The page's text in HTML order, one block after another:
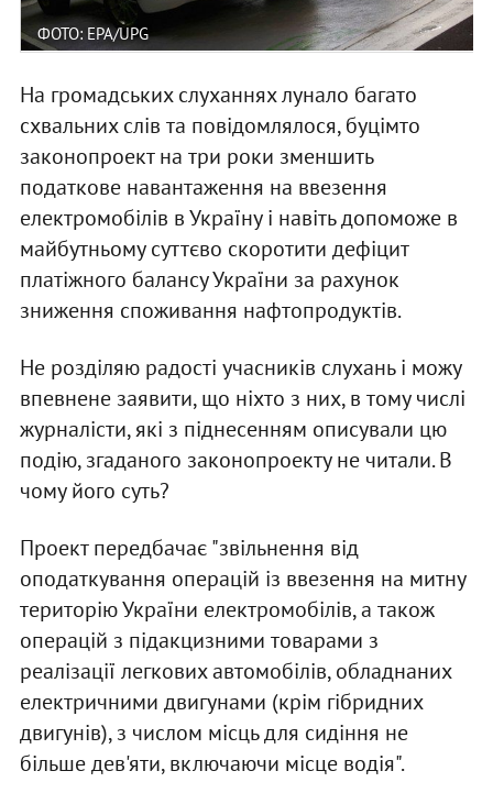
ФОТО: EPA/UPG
На громадських слуханнях лунало багато
схвальних слів та повідомлялося, буцімто
законопроект на три роки зменшить
податкове навантаження на ввезення
електромобілів в Україну і навіть допоможе в
майбутньому суттєво скоротити дефіцит
платіжного балансу України за рахунок
зниження споживання нафтопродуктів.
Не розділяю радості учасників слухань і можу
впевнене заявити, що ніхто з них, в тому числі
журналісти, які з піднесенням описували цю
подію, згаданого законопроекту не читали. В
чому його суть?
Проект передбачає "звільнення від
оподаткування операцій із ввезення на митну
територію України електромобілів, а також
операцій з підакцизними товарами з
реалізації легкових автомобілів, обладнаних
електричними двигунами (крім гібридних
двигунів), з числом місць для сидіння не
більше дев'яти, включаючи місце водія".